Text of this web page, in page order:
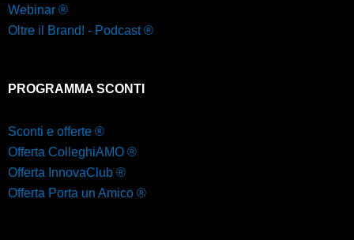
Webinar ®
Oltre il Brand! - Podcast ®
PROGRAMMA SCONTI
Sconti e offerte ®
Offerta ColleghiAMO ®
Offerta InnovaClub ®
Offerta Porta un Amico ®